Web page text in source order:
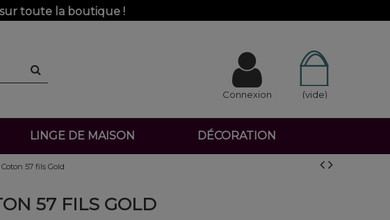
sur toute la boutique !
(vide)
Connexion
LINGE DE MAISON DÉCORATION
57 fils Gold
57 FILS GOLD